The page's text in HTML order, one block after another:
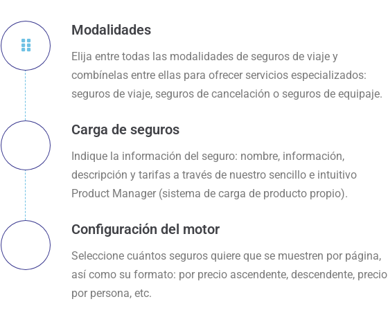
Modalidades
Elija entre todas las modalidades de seguros de viaje y
combínelas entre ellas para ofrecer servicios especializados:
seguros de viaje, seguros de cancelación o seguros de equipaje.
Carga de seguros
Indique la información del seguro: nombre, información,
descripción y tarifas a través de nuestro sencillo e intuitivo
Product Manager (sistema de carga de producto propio).
Configuración del motor
Seleccione cuántos seguros quiere que se muestren por página,
así como su formato: por precio ascendente, descendente, precio
por persona, etc.